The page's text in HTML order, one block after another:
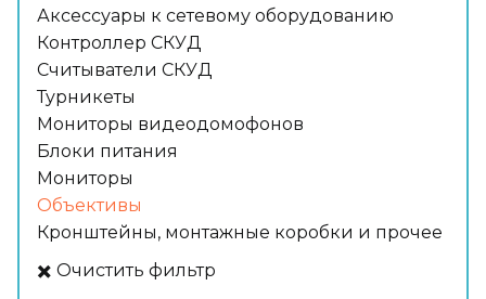
Аксессуары к сетевому оборудованию
Контроллер СКУД
Считыватели СКУД
Турникеты
Мониторы видеодомофонов
Блоки питания
Мониторы
Объективы
Кронштейны, монтажные коробки и прочее
✖️ Очистить фильтр